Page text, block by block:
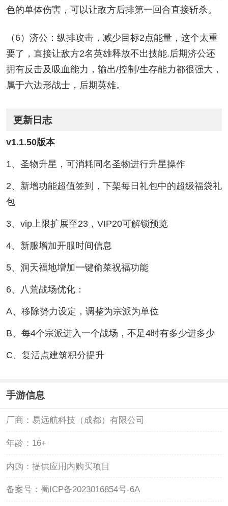
色的单体伤害，可以让敌方后排第一回合直接斩杀。
（6）济公：纵排攻击，减少目标2点能量，这个太重
要了，直接让敌方2名英雄释放不出技能.后期济公还
拥有反击及吸血能力，输出/控制/生存能力都很强大，
属于六边形战士，后期英雄。
更新日志
v1.1.50版本
1、圣物升星，可消耗同名圣物进行升星操作
2、新增功能超值签到，下架每日礼包中的超级福袋礼
包
3、vip上限扩展至23，VIP20可解锁预览
4、新服增加开服时间信息
5、洞天福地增加一键偷菜祝福功能
6、八荒战场优化：
A、移除势力设定，调整为宗派为单位
B、每4个宗派进入一个战场，不足4时有多少进多少
C、复活点建筑积分提升
手游信息
厂商： 易远航科技（成都）有限公司
年龄： 16+
内购： 提供应用内购买项目
备案号： 蜀ICP备2023016854号-6A